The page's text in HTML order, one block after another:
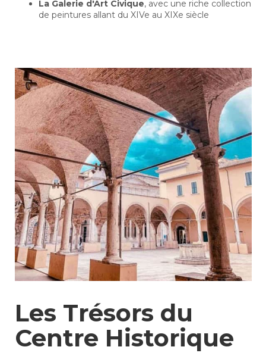
La Galerie d'Art Civique, avec une riche collection
de peintures allant du XIVe au XIXe siècle
Les Trésors du
Centre Historique